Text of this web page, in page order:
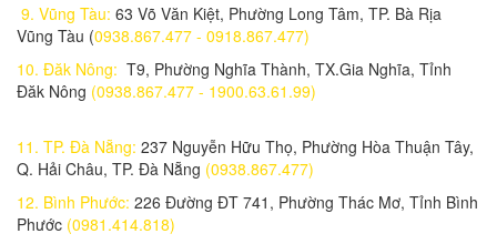
Lắp trọn bộ 1 Camera IP WIFI IPC-F22P-IMOU 2.0MP
1,490,000 đ
Lắp trọn bộ 1 Camera IP Wifi 2.0MP IPC-D22P-IMOU
Lắp đặt trọn bộ 1 Camera IP Wifi 2.0MP IPC-G26EP-IMOU
1,600,000 đ
Lắp đặt trọn bộ 1 Camera IP Wifi 2.0MP IPC-G22P-IMOU
9. Vũng Tàu: 63 Võ Văn Kiệt, Phường Long Tâm, TP. Bà Rịa
Vũng Tàu (0938.867.477 - 0918.867.477)
10. Đăk Nông: T9, Phường Nghĩa Thành, TX.Gia Nghĩa, Tỉnh
Đăk Nông (0938.867.477 - 1900.63.61.99)
11. TP. Đà Nẵng: 237 Nguyễn Hữu Thọ, Phường Hòa Thuận Tây,
Q. Hải Châu, TP. Đà Nẵng (0938.867.477)
12. Bình Phước: 226 Đường ĐT 741, Phường Thác Mơ, Tỉnh Bình
Phước (0981.414.818)